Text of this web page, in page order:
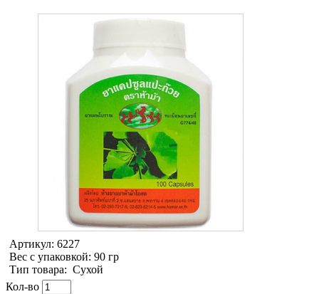
Артикул: 6227
Вес с упаковкой: 90 гр
Тип товара: Сухой
Кол-во